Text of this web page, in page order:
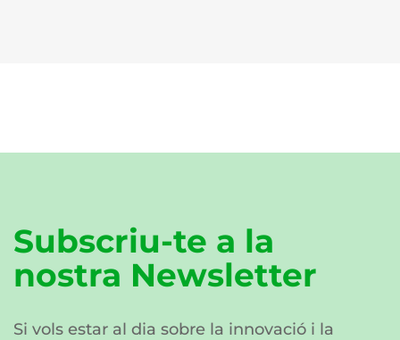
Subscriu-te a la
nostra Newsletter
Si vols estar al dia sobre la innovació i la